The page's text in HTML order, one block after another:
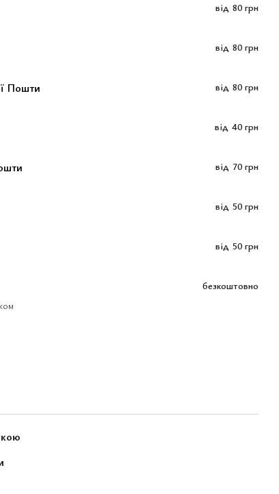
від 80 грн
від 80 грн
Пошти від 80 грн
від 40 грн
від 70 грн
від 50 грн
від 50 грн
безкоштовно